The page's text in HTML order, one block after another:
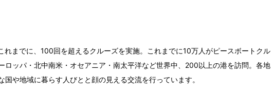
までに、100回を超えるクルーズを実施。これまでに10万人がピースボートクル
ロッパ・北中南米・オセアニア・南太平洋など世界中、200以上の港を訪問。各地
や地域に暮らす人びとと顔の見える交流を行っています。